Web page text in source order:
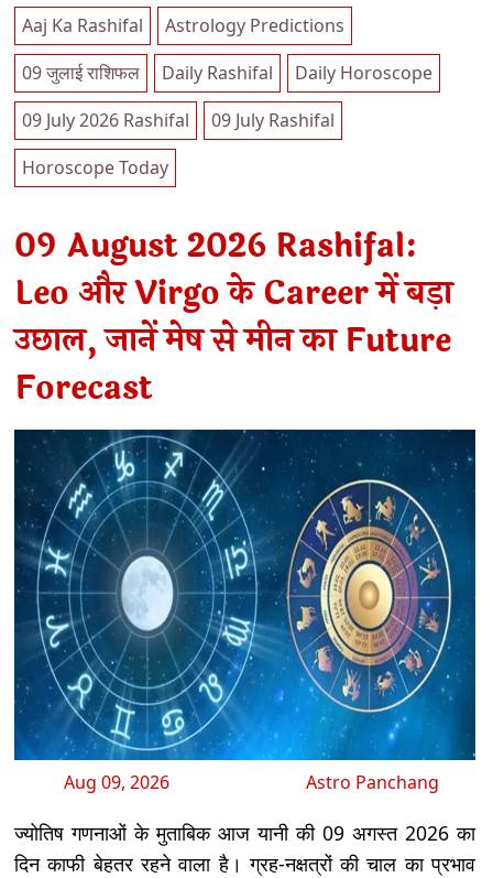
Aaj Ka Rashifal
Astrology Predictions
09 जुलाई राशिफल
Daily Rashifal
Daily Horoscope
09 July 2026 Rashifal
09 July Rashifal
Horoscope Today
09 August 2026 Rashifal:
Leo और Virgo के Career में बड़ा
उछाल, जानें मेष से मीन का Future
Forecast
Aug 09, 2026 Astro Panchang
ज्योतिष गणनाओं के मुताबिक आज यानी की 09 अगस्त 2026 का
दिन काफी बेहतर रहने वाला है। ग्रह-नक्षत्रों की चाल का प्रभाव